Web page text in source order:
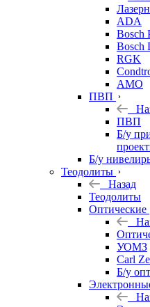
ADA
Bosch
Bosch
RGK
AMO
ПВП
ПВП
Б/у
Б/у
Теодолиты
Назад
Теодолиты
Оптические
УОМЗ
Carl
Б/у